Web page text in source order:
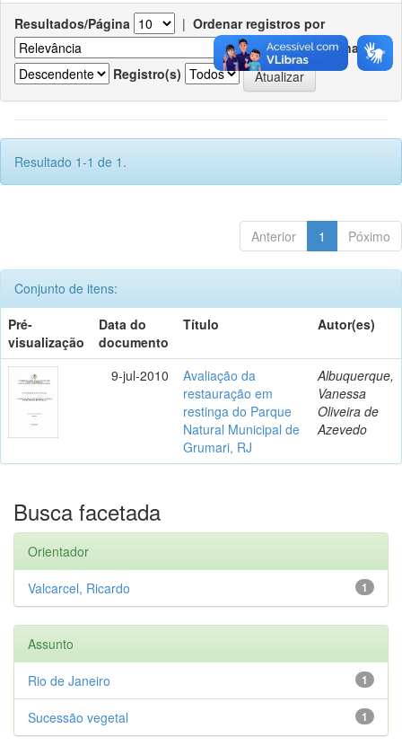
Resultados/Página | Ordenar registros por
Ordenar
Registro(s)
Resultado 1-1 de 1.
Anterior 1 Póximo
Conjunto de itens:
Pré-
visualização
Data do
documento
Título Autor(es)
9-jul-2010
Avaliação da
restauração em
restinga do Parque
Natural Municipal de
Grumari, RJ
Albuquerque,
Vanessa
Oliveira de
Azevedo
Busca facetada
Orientador
1
Valcarcel, Ricardo
Assunto
1
Rio de Janeiro
1
Sucessão vegetal